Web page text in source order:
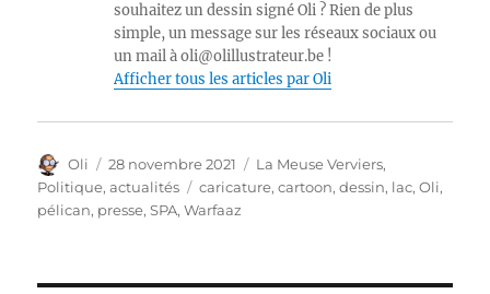
souhaitez un dessin signé Oli ? Rien de plus
simple, un message sur les réseaux sociaux ou
un mail à oli@olillustrateur.be !
Afficher tous les articles par Oli
Auteur
Oli
Publié
le
28 novembre 2021 Catégories
La Meuse Verviers,
Politique, actualités
Étiquettes
caricature,cartoon,dessin, lac,Oli,
pélican, presse,SPA,Warfaaz